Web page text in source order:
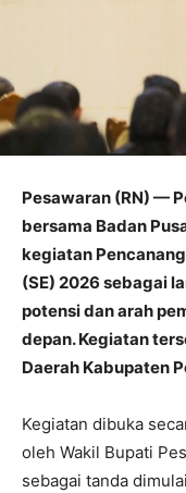
Pesawaran (RN) —
bersama Badan
kegiatan
(SE) 2026 sebagai
potensi dan arah
depan. Kegiatan
Daerah Kabupaten
Kegiatan dibuka
oleh Wakil Bupati
sebagai tanda